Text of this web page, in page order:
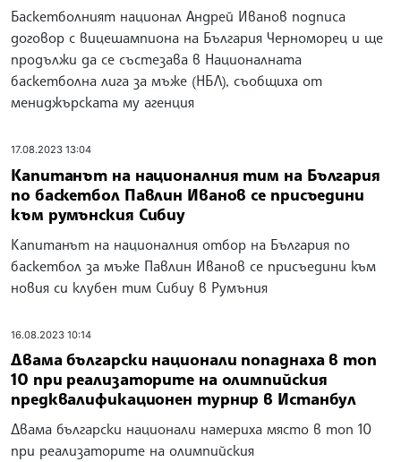
Баскетболният национал Андрей Иванов подписа
договор с вицешампиона на България Черноморец и ще
продължи да се състезава в Националната
баскетболна лига за мъже (НБЛ), съобщиха от
мениджърската му агенция
17.08.2023 13:04
Капитанът на националния тим на България
по баскетбол Павлин Иванов се присъедини
към румънския Сибиу
Капитанът на националния отбор на България по
баскетбол за мъже Павлин Иванов се присъедини към
новия си клубен тим Сибиу в Румъния
16.08.2023 10:14
Двама български национали попаднаха в топ
10 при реализаторите на олимпийския
предквалификационен турнир в Истанбул
Двама български национали намериха място в топ 10
при реализаторите на олимпийския